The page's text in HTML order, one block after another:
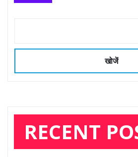
खोजें
RECENT